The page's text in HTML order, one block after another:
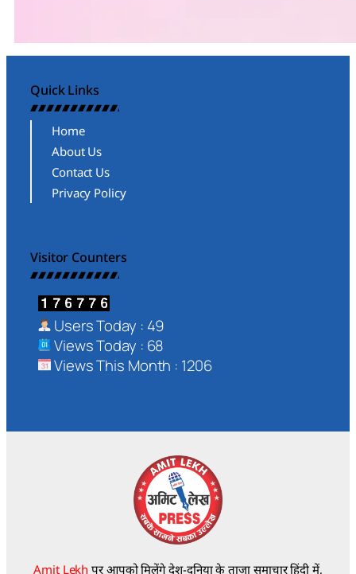
Quick Links
Home
About Us
Contact Us
Privacy Policy
Visitor Counters
Users Today : 49
Views Today : 68
Views This Month : 1206
Amit Lekh पर आपको मिलेंगे देश-दुनिया के ताज़ा समाचार हिंदी में,